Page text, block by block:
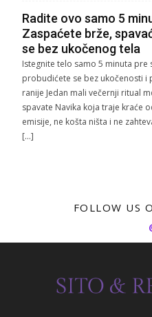
Radite ovo samo 5
Zaspaćete brže,
se bez ukočenog tela
Istegnite telo samo 5 minuta pre
probudićete se bez ukočenosti i
ranije Jedan mali večernji ritual
spavate Navika koja traje kraće
emisije, ne košta ništa i ne
[…]
FOLLOW US